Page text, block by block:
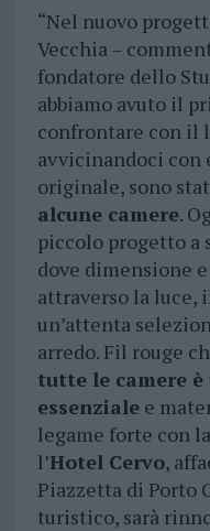
“Nel nuovo
Vecchia –
fondatore dello
abbiamo avuto il
confrontare con il
avvicinandoci con
originale, sono
alcune camere.
piccolo progetto a
dove dimensione
attraverso la luce,
un’attenta
arredo. Fil rouge
tutte le camere è
essenzialee
legame forte con
l’Hotel Cervo,
Piazzetta di Porto
turistico, sarà